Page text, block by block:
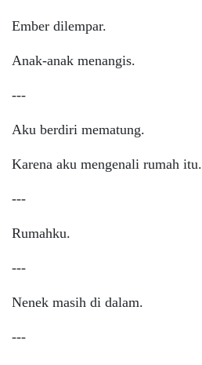
Ember dilempar.
Anak-anak menangis.
---
Aku berdiri mematung.
Karena aku mengenali rumah itu.
---
Rumahku.
---
Nenek masih di dalam.
---